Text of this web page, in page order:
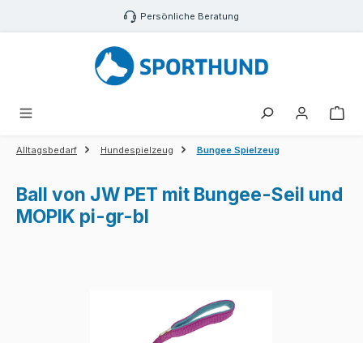
Zum Hauptinhalt springen Persönliche Beratung
Alltagsbedarf Hundespielzeug Bungee Spielzeug
Ball von JW PET mit Bungee-Seil und
MOPIK pi-gr-bl